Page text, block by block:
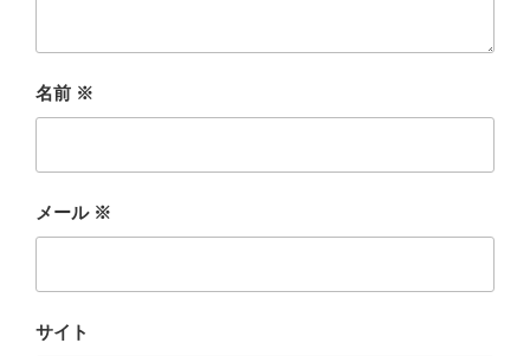
名前 ※
メール ※
サイト